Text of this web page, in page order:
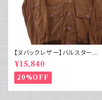
【ヌバックレザー】バルスター型
ブルゾンジャケット ヴァルスター
ヴィンテージ
¥15,840
20%OFF